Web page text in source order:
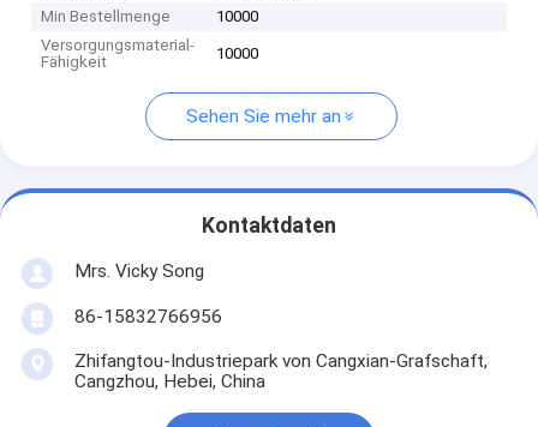
Min Bestellmenge
10000
Versorgungsmaterial-
Fähigkeit
10000
Sehen Sie mehr an
Kontaktdaten
Mrs. Vicky Song
86-15832766956
Zhifangtou-Industriepark von Cangxian-Grafschaft,
Cangzhou, Hebei, China